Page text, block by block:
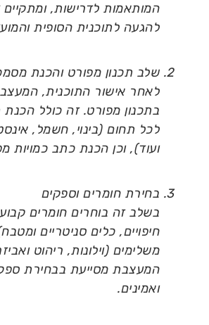
המותאמות לדרישות, ומתקיים
להגעה לתוכנית הסופית
שלב תכנון מפורט והכנת
לאחר אישור התוכנית,
בתכנון מפורט. זה כולל הכנת
לכל תחום (בינוי, חשמל,
ועוד), וכן הכנת כתב כמויות
בחירת חומרים וספקים
בשלב זה בוחרים חומרים
חיפויים, כלים סניטריים
משלימים (וילונות, ריהוט
המעצבת מסייעת בבחירת
ואמינים.